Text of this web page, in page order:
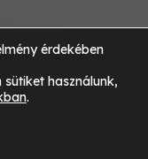
érdekében
használunk,
.